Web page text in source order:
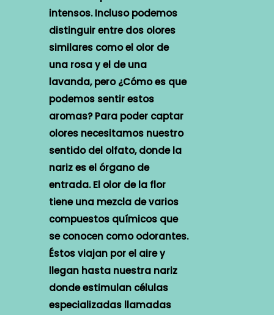
intensos. Incluso podemos
distinguir entre dos olores
similares como el olor de
una rosa y el de una
lavanda, pero ¿Cómo es que
podemos sentir estos
aromas? Para poder captar
olores necesitamos nuestro
sentido del olfato, donde la
nariz es el órgano de
entrada. El olor de la flor
tiene una mezcla de varios
compuestos químicos que
se conocen como odorantes.
Éstos viajan por el aire y
llegan hasta nuestra nariz
donde estimulan células
especializadas llamadas